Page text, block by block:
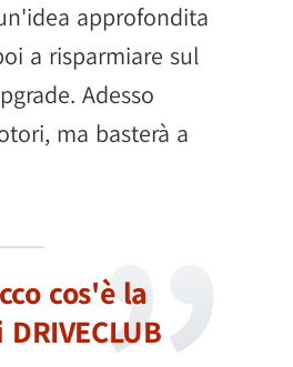
approfondita
a risparmiare sul
Adesso
ma basterà a
cos'è la